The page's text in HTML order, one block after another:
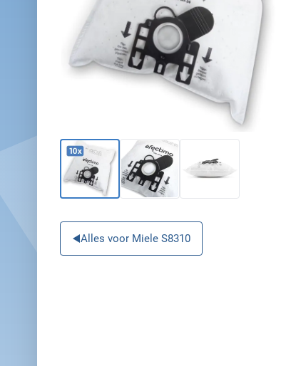
Alles voor Miele S8310